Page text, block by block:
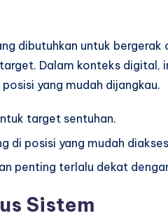
dibutuhkan untuk
Dalam konteks digital,
yang mudah dijangkau.
target sentuhan.
di posisi yang mudah
penting terlalu dekat
Sistem